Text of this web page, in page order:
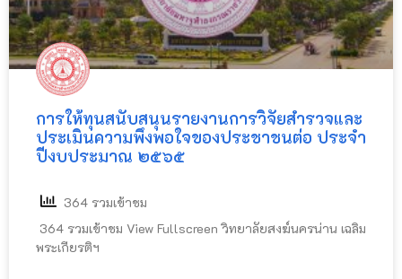
การให้ทุนสนับสนุนรายงานการวิจัยสํารวจและ
ประเมินความพึงพอใจของประชาชนต่อ ประจํา
ปีงบประมาณ ๒๕๖๕
364 รวมเข้าชม
364 รวมเข้าชม View Fullscreen วิทยาลัยสงฆ์นครน่าน เฉลิม
พระเกียรติฯ